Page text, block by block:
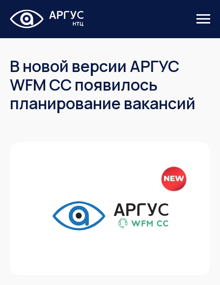
В новой версии АРГУС
WFM CC появилось
планирование вакансий